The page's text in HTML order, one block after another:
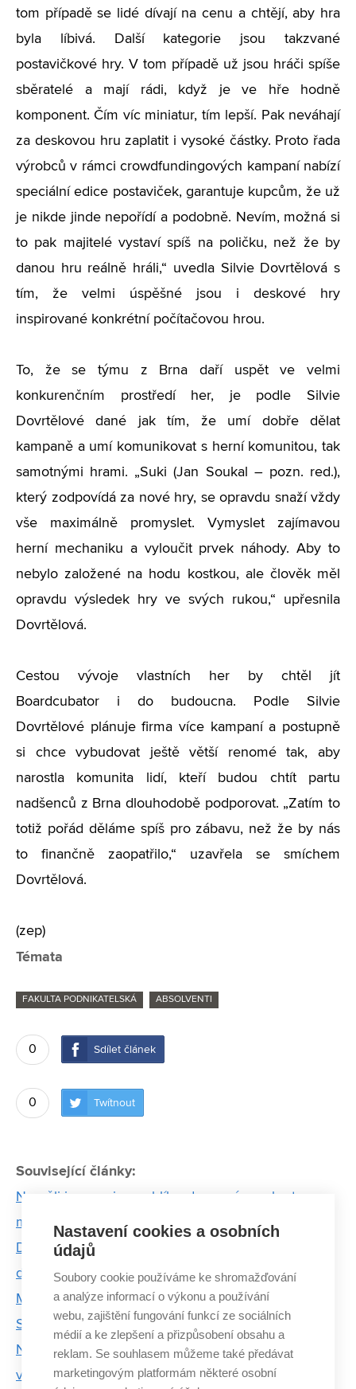
tom případě se lidé dívají na cenu a chtějí, aby hra
byla líbivá. Další kategorie jsou takzvané
postavičkové hry. V tom případě už jsou hráči spíše
sběratelé a mají rádi, když je ve hře hodně
komponent. Čím víc miniatur, tím lepší. Pak neváhají
za deskovou hru zaplatit i vysoké částky. Proto řada
výrobců v rámci crowdfundingových kampaní nabízí
speciální edice postaviček, garantuje kupcům, že už
je nikde jinde nepořídí a podobně. Nevím, možná si
to pak majitelé vystaví spíš na poličku, než že by
danou hru reálně hráli,“ uvedla Silvie Dovrtělová s
tím, že velmi úspěšné jsou i deskové hry
inspirované konkrétní počítačovou hrou.
To, že se týmu z Brna daří uspět ve velmi
konkurenčním prostředí her, je podle Silvie
Dovrtělové dané jak tím, že umí dobře dělat
kampaně a umí komunikovat s herní komunitou, tak
samotnými hrami. „Suki (Jan Soukal – pozn. red.),
který zodpovídá za nové hry, se opravdu snaží vždy
vše maximálně promyslet. Vymyslet zajímavou
herní mechaniku a vyloučit prvek náhody. Aby to
nebylo založené na hodu kostkou, ale člověk měl
opravdu výsledek hry ve svých rukou,“ upřesnila
Dovrtělová.
Cestou vývoje vlastních her by chtěl jít
Boardcubator i do budoucna. Podle Silvie
Dovrtělové plánuje firma více kampaní a postupně
si chce vybudovat ještě větší renomé tak, aby
narostla komunita lidí, kteří budou chtít partu
nadšenců z Brna dlouhodobě podporovat. „Zatím to
totiž pořád děláme spíš pro zábavu, než že by nás
to finančně zaopatřilo,“ uzavřela se smíchem
Dovrtělová.
(zep)
Témata
FAKULTA PODNIKATELSKÁ ABSOLVENTI
0 Sdílet článek
0 Twítnout
Související články:
Neměli jsme ani na rohlíky, dnes máme obrat v
milionech, říká spoluzakladatel Smartsupp
Dvacet let života jsem zapomněla, dostala jsem ale
druhou šanci – říká po mrtvici absolventka FP VUT
Miroslav Michalko: Baví mě rozjíždět nové projekty.
S byznysem jsem začal už na vysoké škole
Nový život vdechla starým telefonním budkám
výtvarnice Klaudie Švrčková. Zdobí je velikáni vědy
Nastavení cookies a osobních
údajů
Soubory cookie používáme ke shromažďování
a analýze informací o výkonu a používání
webu, zajištění fungování funkcí ze sociálních
médií a ke zlepšení a přizpůsobení obsahu a
reklam. Se souhlasem můžeme také předávat
marketingovým platformám některé osobní